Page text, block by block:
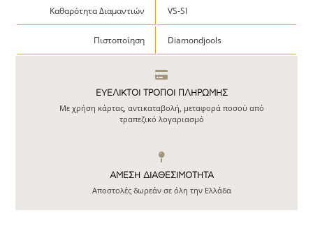
Καθαρότητα Διαμαντιών VS-SI
Πιστοποίηση Diamondjools
ΕΥΕΛΙΚΤΟΙ ΤΡΟΠΟΙ ΠΛΗΡΩΜΗΣ
Με χρήση κάρτας, αντικαταβολή, μεταφορά ποσού από
τραπεζικό λογαριασμό
ΆΜΕΣΗ ΔΙΑΘΕΣΙΜΌΤΗΤΑ
Αποστολές δωρεάν σε όλη την Ελλάδα